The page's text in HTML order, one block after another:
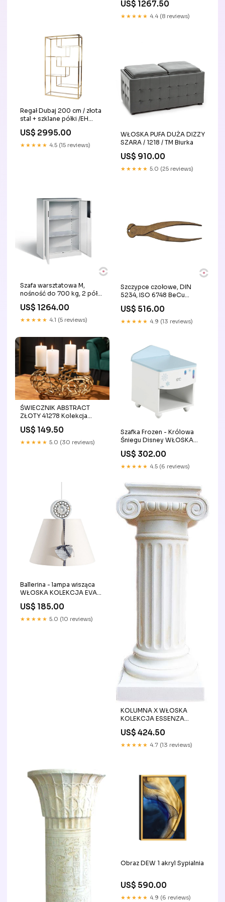
KOLEKCJA TREVISO
STATUS ITALY
US$ 1267.50
★★★★★ 4.4 (8 reviews)
Regał Dubaj 200 cm / złota
stal + szklane półki /EH
SARAH STATUS ITALY
US$ 2995.00
★★★★★ 4.5 (15 reviews)
WŁOSKA PUFA DUŻA DIZZY
SZARA / 1218 / TM Biurka
US$ 910.00
★★★★★ 5.0 (25 reviews)
Szafa warsztatowa M,
nośność do 700 kg, 2 półki,
mata, drzwi
dwuskrzydłowe, W*S*G
1200*930*500 mm, szary
US$ 1264.00
★★★★★ 4.1 (5 reviews)
Szczypce czołowe, DIN
5234, ISO 6748 BeCu
US$ 516.00
★★★★★ 4.9 (13 reviews)
ŚWIECZNIK ABSTRACT
ZŁOTY 41278 Kolekcja
US$ 149.50
★★★★★ 5.0 (30 reviews)
Szafka Frozen - Królowa
Śniegu Disney WŁOSKA
ADORA ARREDOCLASSIC
US$ 302.00
★★★★★ 4.5 (6 reviews)
Ballerina - lampa wisząca
WŁOSKA KOLEKCJA EVA
US$ 185.00
★★★★★ 5.0 (10 reviews)
KOLUMNA X WŁOSKA
KOLEKCJA ESSENZA
ADORA ARREDOCLASSIC
US$ 424.50
★★★★★ 4.7 (13 reviews)
Obraz DEW 1 akryl Sypialnia
US$ 590.00
★★★★★ 4.9 (6 reviews)